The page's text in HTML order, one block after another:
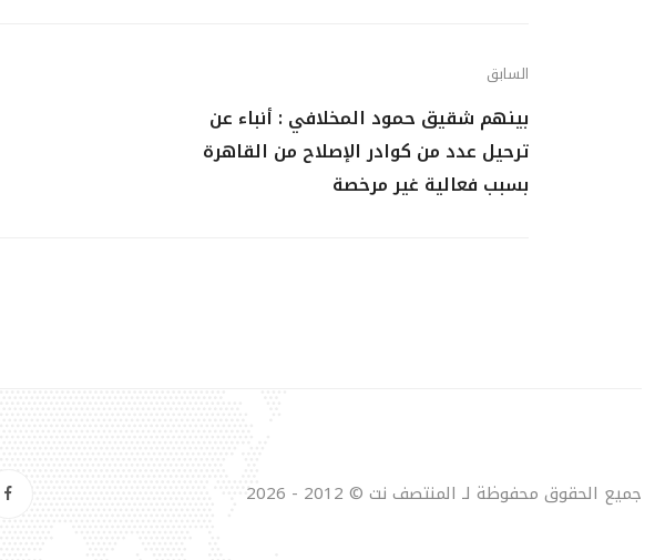
السابق
بينهم شقيق حمود المخلافي : أنباء عن
ترحيل عدد من كوادر الإصلاح من القاهرة
بسبب فعالية غير مرخصة
جميع الحقوق محفوظة لـ المنتصف نت © 2012 - 2026